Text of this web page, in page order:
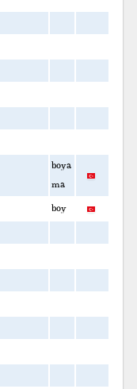
boya
ma
boy